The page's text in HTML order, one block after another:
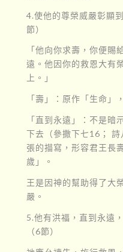
4.使他的尊榮威嚴彰顯
節）
「他向你求壽，你便賜
遠。他因你的救恩大有
上。」
「壽」：原作「生命」
「直到永遠」：不是暗
下去（參撒下七16；
張的描寫，形容君王長
歲」。
王是因神的幫助得了大
嚴。
5.他有洪福，直到永遠
（6節）